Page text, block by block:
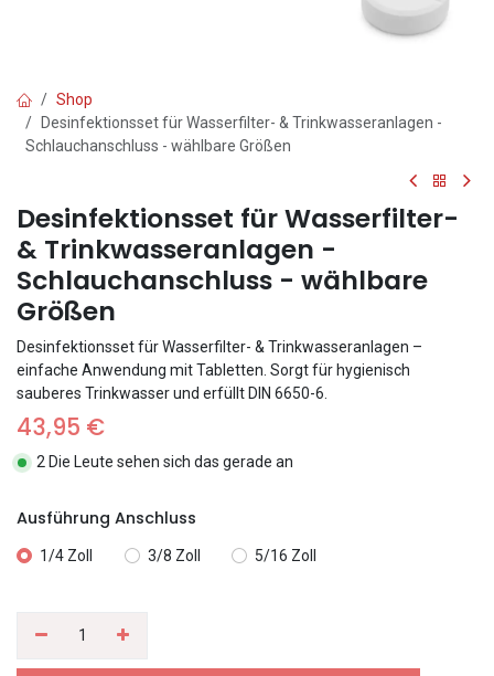
Shop
Desinfektionsset für Wasserfilter- & Trinkwasseranlagen -
Schlauchanschluss - wählbare Größen
Desinfektionsset für Wasserfilter-
& Trinkwasseranlagen -
Schlauchanschluss - wählbare
Größen
Desinfektionsset für Wasserfilter- & Trinkwasseranlagen –
einfache Anwendung mit Tabletten. Sorgt für hygienisch
sauberes Trinkwasser und erfüllt DIN 6650-6.
43,95 €
2 Die Leute sehen sich das gerade an
Ausführung Anschluss
1/4 Zoll 3/8 Zoll 5/16 Zoll